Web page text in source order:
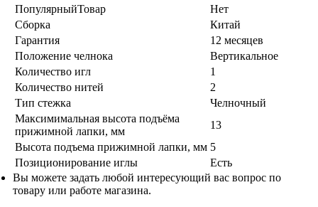
ПопулярныйТовар
Нет
Сборка
Китай
Гарантия
12 месяцев
Положение челнока
Вертикальное
Количество игл
1
Количество нитей
2
Тип стежка
Челночный
Максимимальная высота подъёма
прижимной лапки, мм
13
Высота подъема прижимной лапки, мм 5
Позиционирование иглы
Есть
Вы можете задать любой интересующий вас вопрос по
товару или работе магазина.